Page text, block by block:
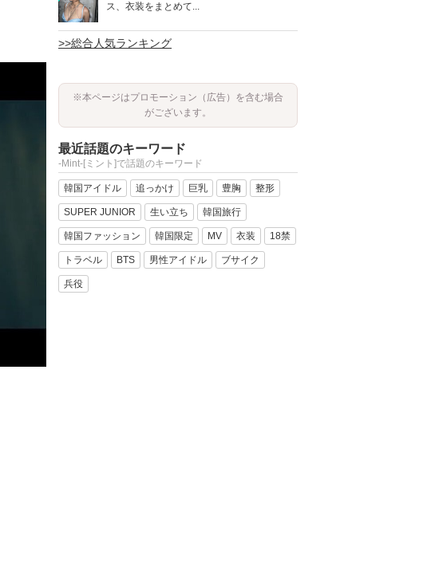
ス、衣装をまとめて...
>>総合人気ランキング
※本ページはプロモーション（広告）を含む場合
がございます。
最近話題のキーワード
-Mint-[ミント]で話題のキーワード
韓国アイドル 追っかけ 巨乳 豊胸 整形
SUPER JUNIOR 生い立ち 韓国旅行
韓国ファッション 韓国限定 MV 衣装 18禁
トラベル BTS 男性アイドル ブサイク
兵役